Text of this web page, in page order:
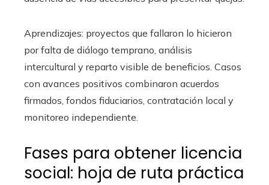
Aprendizajes: proyectos que fallaron lo hicieron
por falta de diálogo temprano, análisis
intercultural y reparto visible de beneficios. Casos
con avances positivos combinaron acuerdos
firmados, fondos fiduciarios, contratación local y
monitoreo independiente.
Fases para obtener licencia
social: hoja de ruta práctica